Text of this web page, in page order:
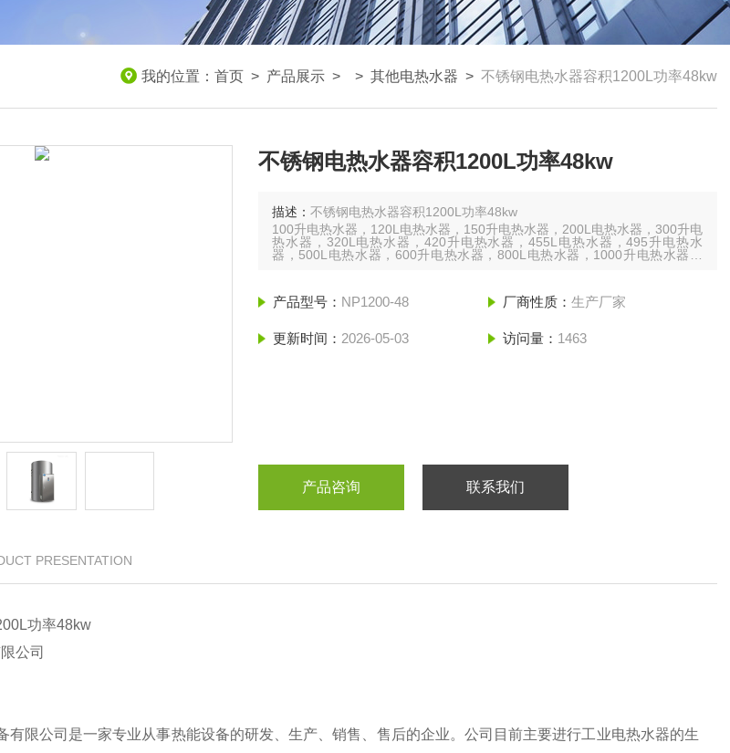
我的位置： 首页 > 产品展示 > > 其他电热水器 > 不锈钢电热水器容积1200L功率48kw
不锈钢电热水器容积1200L功率48kw
描述：不锈钢电热水器容积1200L功率48kw
100升电热水器，120L电热水器，150升电热水器，200L电热水器，300升电
热水器，320L电热水器，420升电热水器，455L电热水器，495升电热水
器，500L电热水器，600升电热水器，800L电热水器，1000升电热水器，
产品型号： NP1200-48 厂商性质： 生产厂家
更新时间： 2026-05-03 访问量： 1463
产品咨询 联系我们
PRESENTATION
功率48kw
公司
有限公司是一家专业从事热能设备的研发、生产、销售、售后的企业。公司目前主要进行工业电热水器的生